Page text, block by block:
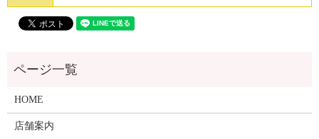
HOME
店舗案内